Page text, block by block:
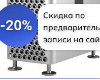
-20%
Скидка по
записи на